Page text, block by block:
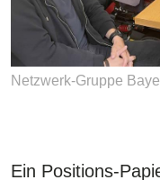
Netzwerk-Gruppe
Ein Positions-